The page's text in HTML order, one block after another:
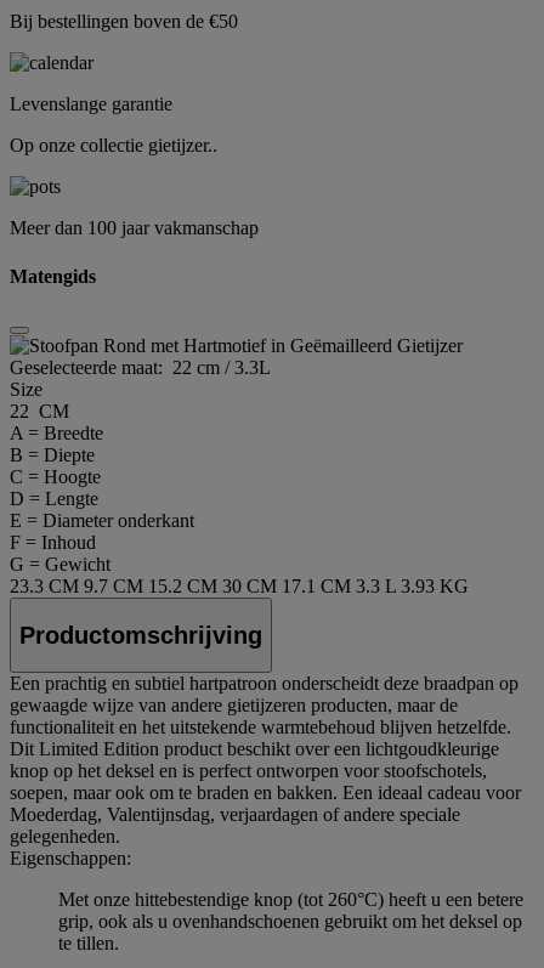
Bij bestellingen boven de €50
Levenslange garantie
Op onze collectie gietijzer..
Meer dan 100 jaar vakmanschap
Matengids
Geselecteerde maat: 22 cm / 3.3L
Size
22 CM
A = Breedte
B = Diepte
C = Hoogte
D = Lengte
E = Diameter onderkant
F = Inhoud
G = Gewicht
23.3 CM 9.7 CM 15.2 CM 30 CM 17.1 CM 3.3 L 3.93 KG
Productomschrijving
Een prachtig en subtiel hartpatroon onderscheidt deze braadpan op
gewaagde wijze van andere gietijzeren producten, maar de
functionaliteit en het uitstekende warmtebehoud blijven hetzelfde.
Dit Limited Edition product beschikt over een lichtgoudkleurige
knop op het deksel en is perfect ontworpen voor stoofschotels,
soepen, maar ook om te braden en bakken. Een ideaal cadeau voor
Moederdag, Valentijnsdag, verjaardagen of andere speciale
gelegenheden.
Eigenschappen:
Met onze hittebestendige knop (tot 260°C) heeft u een betere
grip, ook als u ovenhandschoenen gebruikt om het deksel op
te tillen.